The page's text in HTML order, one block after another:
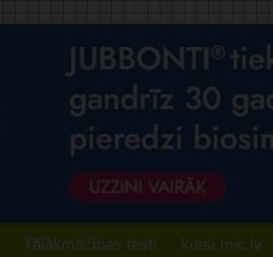
Tālākmācības testi kursi.mic.lv